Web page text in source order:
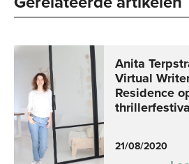
21/08/2020
Anita
Virtual
Residence